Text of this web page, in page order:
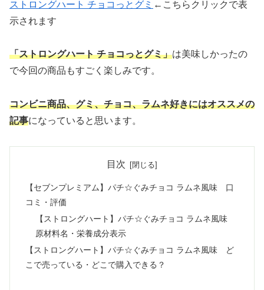
ストロングハート チョコっとグミ ←こちらクリックで表
示されます
「ストロングハート チョコっとグミ」は美味しかったの
で今回の商品もすごく楽しみです。
コンビニ商品、グミ、チョコ、ラムネ好きにはオススメの
記事になっていると思います。
目次
【セブンプレミアム】パチ☆ぐみチョコ ラムネ風味 口
コミ・評価
【ストロングハート】パチ☆ぐみチョコ ラムネ風味
原材料名・栄養成分表示
【ストロングハート】パチ☆ぐみチョコ ラムネ風味 ど
こで売っている・どこで購入できる？